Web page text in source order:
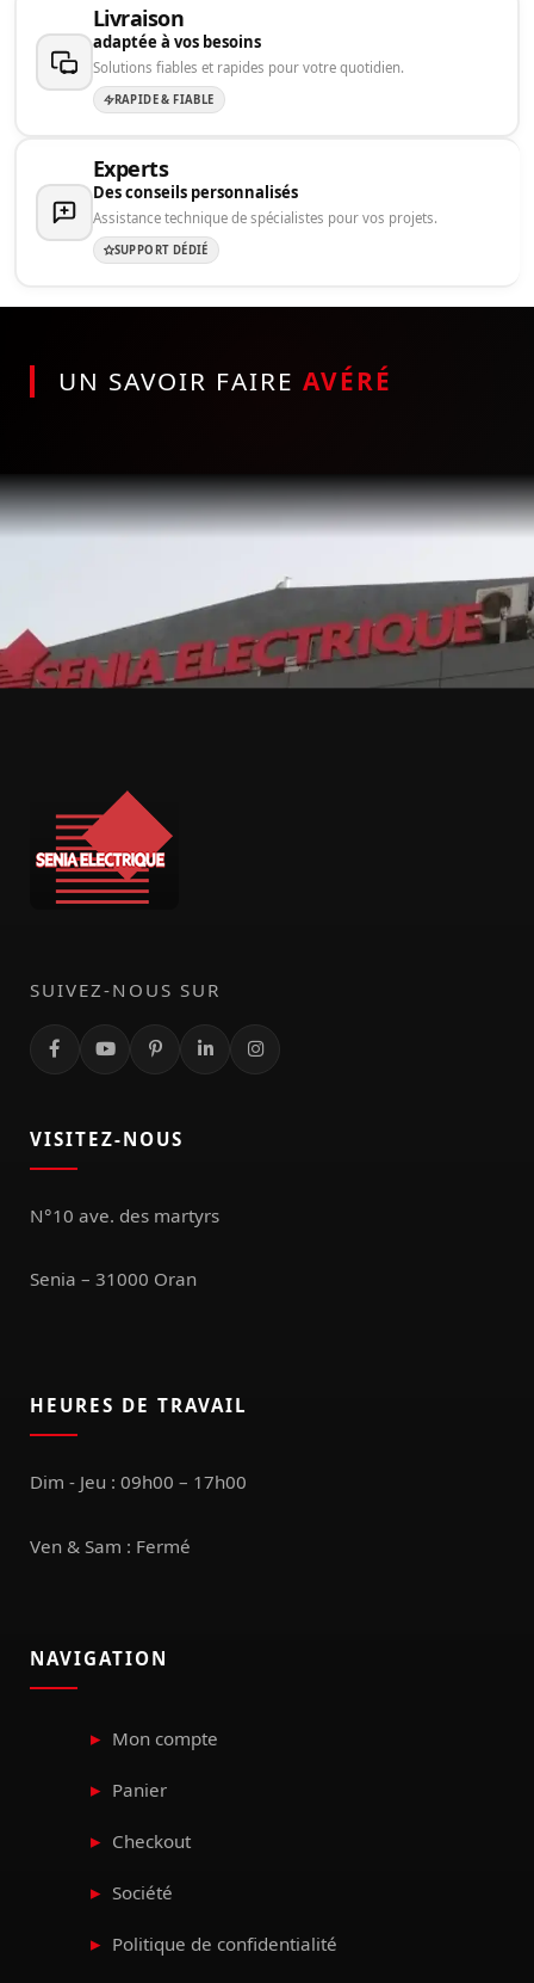
Livraison
adaptée à vos besoins
Solutions fiables et rapides pour votre quotidien.
RAPIDE & FIABLE
Experts
Des conseils personnalisés
Assistance technique de spécialistes pour vos projets.
SUPPORT DÉDIÉ
UN SAVOIR FAIRE AVÉRÉ
SUIVEZ-NOUS SUR
VISITEZ-NOUS
N°10 ave. des martyrs
Senia – 31000 Oran
HEURES DE TRAVAIL
Dim - Jeu : 09h00 – 17h00
Ven & Sam : Fermé
NAVIGATION
Mon compte
Panier
Checkout
Société
Politique de confidentialité